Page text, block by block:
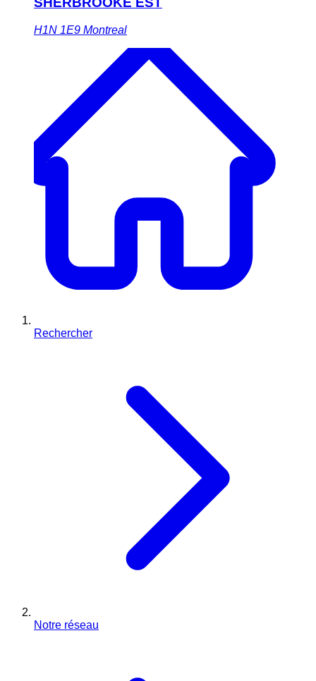
H1N 1E9 Montreal
Rechercher
Notre réseau